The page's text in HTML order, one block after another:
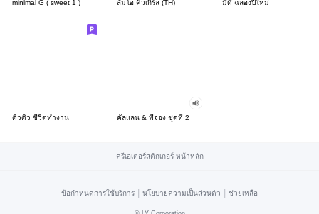
minimal G ( sweet 1 ) ส้มโอ คิ้วเกิร์ล (TH) มีดี้ ฉลองปีใหม่
ดิวดิว ชีวิตทำงาน คัลแลน & พี่จอง ชุดที่ 2
ครีเอเตอร์สติกเกอร์ หน้าหลัก
ข้อกำหนดการใช้บริการ | นโยบายความเป็นส่วนตัว | ช่วยเหลือ